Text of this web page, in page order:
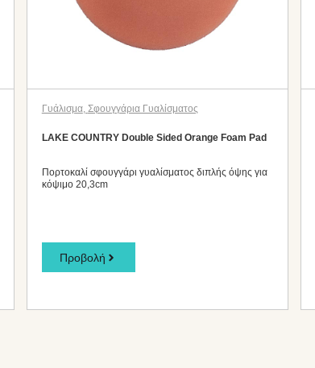
Γυάλισμα, Σφουγγάρια Γυαλίσματος
LAKE COUNTRY Double Sided Orange Foam Pad
Πορτοκαλί σφουγγάρι γυαλίσματος διπλής όψης για
κόψιμο 20,3cm
Προβολή